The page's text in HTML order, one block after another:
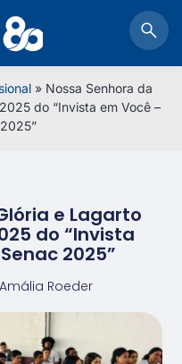
» Nossa Senhora da
do “Invista em Você –
e Lagarto
do “Invista
2025”
Amália Roeder